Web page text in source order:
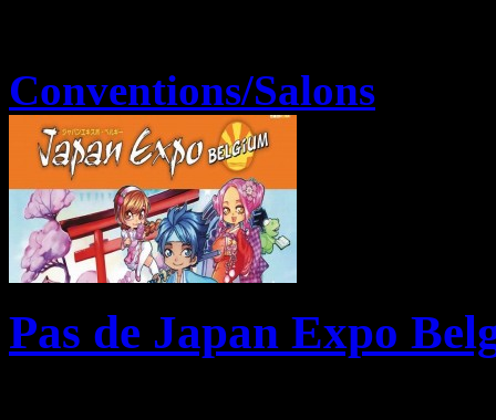
Conventions/Salons
Pas de Japan Expo